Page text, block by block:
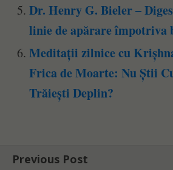
Dr. Henry G. Bieler –
linie de apărare împotriva
Meditații zilnice cu
Frica de Moarte: Nu Știi
Trăiești Deplin?
Previous Post